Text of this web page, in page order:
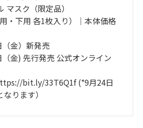
マスク（限定品）
・下用 各1枚入り）｜本体価格
金）新発売
金) 先行発売 公式オンライン
bit.ly/33T6Q1f (*9月24日
ります）